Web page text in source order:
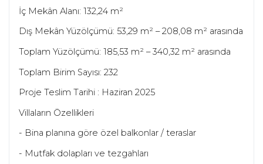
İç Mekân Alanı: 132,24 m²
Dış Mekân Yüzölçümü: 53,29 m² – 208,08 m² arasında
Toplam Yüzölçümü: 185,53 m² – 340,32 m² arasında
Toplam Birim Sayısı: 232
Proje Teslim Tarihi : Haziran 2025
Villaların Özellikleri
- Bina planına göre özel balkonlar / teraslar
- Mutfak dolapları ve tezgahları